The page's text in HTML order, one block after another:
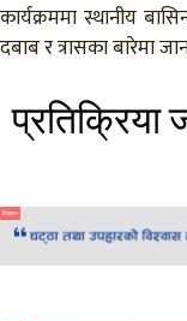
कार्यक्रममा स्थानीय
दबाब र त्रासका बारेमा
प्रतिक्रिया
विज्ञापन